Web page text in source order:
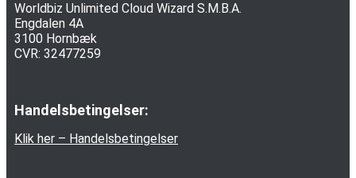
Worldbiz Unlimited Cloud Wizard S.M.B.A.
Engdalen 4A
3100 Hornbæk
CVR: 32477259
Handelsbetingelser:
Klik her – Handelsbetingelser